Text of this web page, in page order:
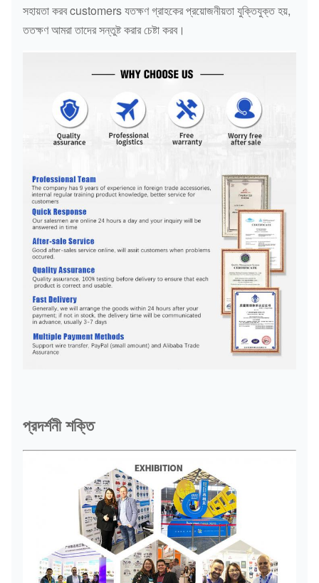
সহায়তা করব customers যতক্ষণ গ্রাহকের প্রয়োজনীয়তা যুক্তিযুক্ত হয়,
ততক্ষণ আমরা তাদের সন্তুষ্ট করার চেষ্টা করব।
প্রদর্শনী শক্তি